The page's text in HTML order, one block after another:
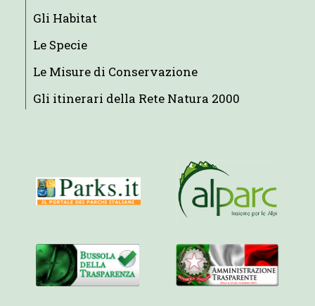
Gli Habitat
Le Specie
Le Misure di Conservazione
Gli itinerari della Rete Natura 2000